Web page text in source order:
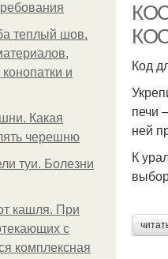
теплый шов.
и
Какая
черешню
туи. Болезни
кашля. При
с
комплексная
Код
печи
ней
К